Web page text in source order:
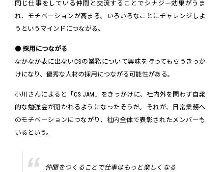
同じ仕事をしている仲間と交流することでシナジー効果がうま
れ、モチベーションが高まる。いろいろなことにチャレンジしよ
うというマインドにつながる。
● 採用につながる
なかなか表に出ないCSの業務について興味を持ってもらうきっか
けになり、優秀な人材の採用につながる可能性がある。
小川さんによると「CS JAM」をきっかけに、社内外を問わず自発
的な勉強会が開かれるようになったそうだ。それが、日常業務へ
のモチベーションにつながり、社内全体で表彰されたメンバーも
いるという。
仲間をつくることで仕事はもっと楽しくなる